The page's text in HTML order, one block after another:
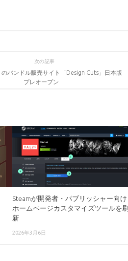
次の記事
バンドル販売サイト「Design Cuts」日本版
プレオープン
Steamが開発者・パブリッシャー向け
ホームページカスタマイズツールを刷
新
2026年3月6日